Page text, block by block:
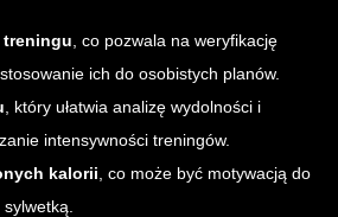
treningu , co pozwala na weryfikację
ich do osobistych planów.
, który ułatwia analizę wydolności i
intensywności treningów.
kalorii , co może być motywacją do